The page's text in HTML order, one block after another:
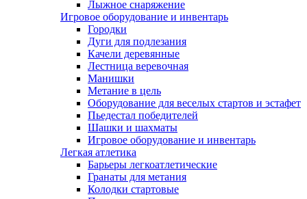
Лыжное снаряжение
Игровое оборудование и инвентарь
Городки
Дуги для подлезания
Качели деревянные
Лестница веревочная
Манишки
Метание в цель
Оборудование для веселых стартов и эстафет
Пьедестал победителей
Шашки и шахматы
Игровое оборудование и инвентарь
Легкая атлетика
Барьеры легкоатлетические
Гранаты для метания
Колодки стартовые